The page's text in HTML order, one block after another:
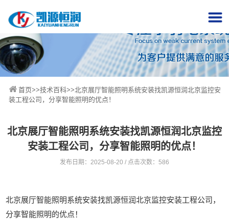
首页>>技术百科>>北京展厅智能照明系统安装找凯源恒润北京监控安
装工程公司，分享智能照明的优点！
北京展厅智能照明系统安装找凯源恒润北京监控
安装工程公司，分享智能照明的优点！
发布日期：2025-08-20 / 点击次数：586
北京展厅智能照明系统安装找凯源恒润北京监控安装工程公司，
分享智能照明的优点！